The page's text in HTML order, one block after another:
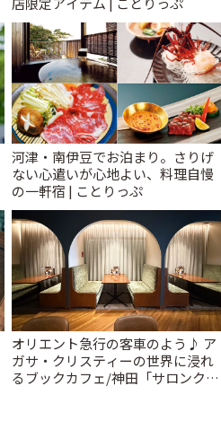
河津・南伊豆でお泊まり。さりげ
ない心遣いが心地よい、料理自慢
の一軒宿 | ことりっぷ
オリエント急行の客車のよう♪ ア
ガサ・クリスティーの世界に浸れ
るブックカフェ/神田「サロンクリ